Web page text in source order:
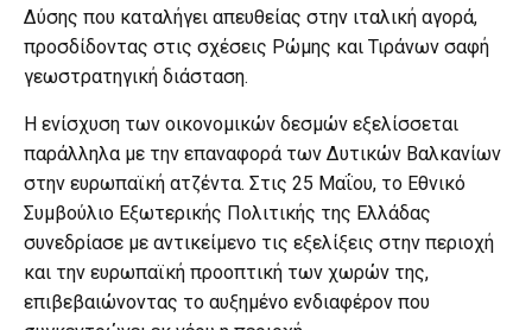
Δύσης που καταλήγει απευθείας στην ιταλική αγορά,
προσδίδοντας στις σχέσεις Ρώμης και Τιράνων σαφή
γεωστρατηγική διάσταση.
Η ενίσχυση των οικονομικών δεσμών εξελίσσεται
παράλληλα με την επαναφορά των Δυτικών Βαλκανίων
στην ευρωπαϊκή ατζέντα. Στις 25 Μαΐου, το Εθνικό
Συμβούλιο Εξωτερικής Πολιτικής της Ελλάδας
συνεδρίασε με αντικείμενο τις εξελίξεις στην περιοχή
και την ευρωπαϊκή προοπτική των χωρών της,
επιβεβαιώνοντας το αυξημένο ενδιαφέρον που